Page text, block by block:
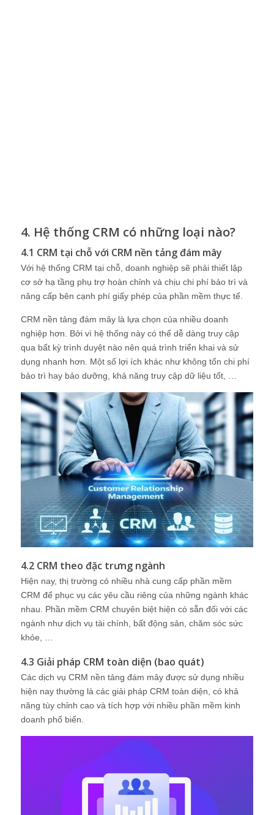
4. Hệ thống CRM có những loại nào?
4.1 CRM tại chỗ với CRM nền tảng đám mây
Với hệ thống CRM tại chỗ, doanh nghiệp sẽ phải thiết lập
cơ sở hạ tầng phụ trợ hoàn chỉnh và chịu chi phí bảo trì và
nâng cấp bên cạnh phí giấy phép của phần mềm thực tế.
CRM nền tảng đám mây là lựa chọn của nhiều doanh
nghiệp hơn. Bởi vì hệ thống này có thể dễ dàng truy cập
qua bất kỳ trình duyệt nào nên quá trình triển khai và sử
dụng nhanh hơn. Một số lợi ích khác như không tốn chi phí
bảo trì hay bảo dưỡng, khả năng truy cập dữ liệu tốt, …
4.2 CRM theo đặc trưng ngành
Hiện nay, thị trường có nhiều nhà cung cấp phần mềm
CRM để phục vụ các yêu cầu riêng của những ngành khác
nhau. Phần mềm CRM chuyên biệt hiện có sẵn đối với các
ngành như dịch vụ tài chính, bất động sản, chăm sóc sức
khỏe, …
4.3 Giải pháp CRM toàn diện (bao quát)
Các dịch vụ CRM nền tảng đám mây được sử dụng nhiều
hiện nay thường là các giải pháp CRM toàn diện, có khả
năng tùy chỉnh cao và tích hợp với nhiều phần mềm kinh
doanh phổ biến.